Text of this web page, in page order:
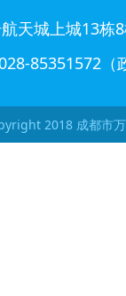
天城上城13栋
85351572（
2018 成都市